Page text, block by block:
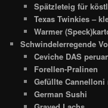
Spätzleteig für
Texas Twinkies –
Warmer
Schwindelerregende
Ceviche DAS
Forellen-Pralinen
Gefüllte Cannelloni
German Sushi